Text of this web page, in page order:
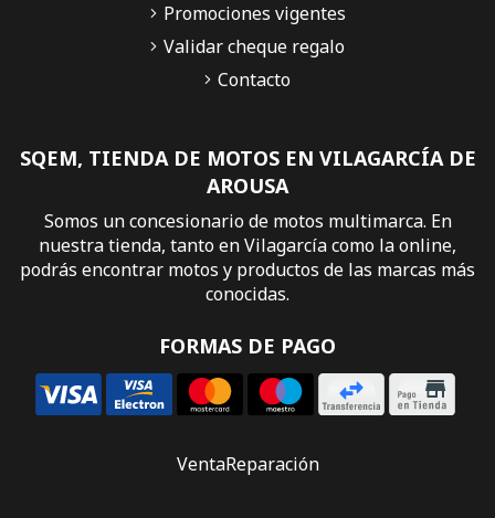
SQEM, TIENDA DE MOTOS EN VILAGARCÍA DE
AROUSA
Somos un concesionario de motos multimarca. En
nuestra tienda, tanto en Vilagarcía como la online,
podrás encontrar motos y productos de las marcas más
conocidas.
FORMAS DE PAGO
Promociones vigentes
Validar cheque regalo
Contacto
VentaReparación